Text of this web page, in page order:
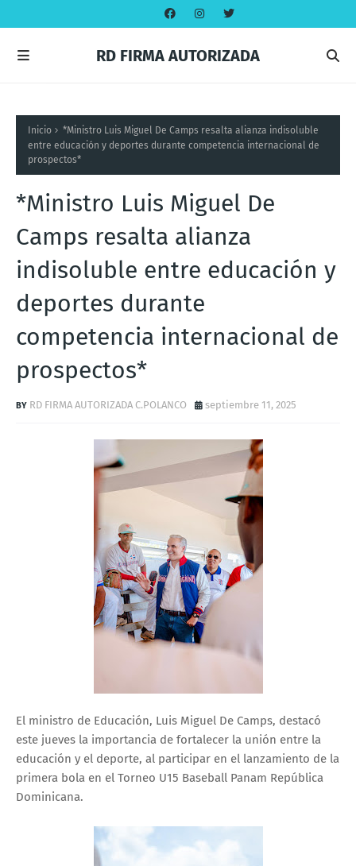
RD FIRMA AUTORIZADA
Inicio
*Ministro Luis Miguel De Camps resalta alianza indisoluble
entre educación y deportes durante competencia internacional de
prospectos*
*Ministro Luis Miguel De
Camps resalta alianza
indisoluble entre educación y
deportes durante
competencia internacional de
prospectos*
RD FIRMA AUTORIZADA C.POLANCO septiembre 11, 2025
El ministro de Educación, Luis Miguel De Camps, destacó
este jueves la importancia de fortalecer la unión entre la
educación y el deporte, al participar en el lanzamiento de la
primera bola en el Torneo U15 Baseball Panam República
Dominicana.